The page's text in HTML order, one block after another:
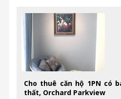
Cho thuê căn hộ 1PN có
thất, Orchard Parkview